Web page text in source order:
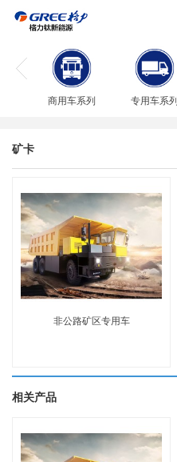
商用车系列 专用车系列
矿卡
非公路矿区专用车
相关产品